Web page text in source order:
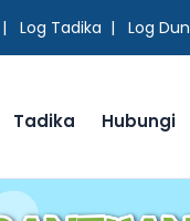
| Log Tadika | Log Dun
Tadika Hubungi